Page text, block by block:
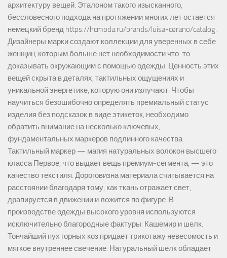
архитектуру вещей. Эталоном такого изысканного,
бессловесного подхода на протяжении многих лет остается
немецкий бренд https://hcmoda.ru/brands/luisa-cerano/catalog.
Дизайнеры марки создают коллекции для уверенных в себе
женщин, которым больше нет необходимости что-то
доказывать окружающим с помощью одежды. Ценность этих
вещей скрыта в деталях, тактильных ощущениях и
уникальной энергетике, которую они излучают. Чтобы
научиться безошибочно определять премиальный статус
изделия без подсказок в виде этикеток, необходимо
обратить внимание на несколько ключевых,
фундаментальных маркеров подлинного качества.
Тактильный маркер — магия натуральных волокон высшего
класса Первое, что выдает вещь премиум-сегмента, — это
качество текстиля. Дороговизна материала считывается на
расстоянии благодаря тому, как ткань отражает свет,
драпируется в движении и ложится по фигуре. В
производстве одежды высокого уровня используются
исключительно благородные фактуры: Кашемир и шелк.
Тончайший пух горных коз придает трикотажу невесомость и
мягкое внутреннее свечение. Натуральный шелк обладает